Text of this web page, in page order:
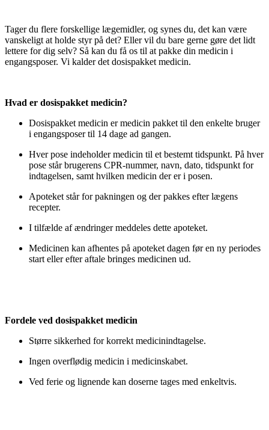
Tager du flere forskellige lægemidler, og synes du, det kan være
vanskeligt at holde styr på det? Eller vil du bare gerne gøre det lidt
lettere for dig selv? Så kan du få os til at pakke din medicin i
engangsposer. Vi kalder det dosispakket medicin.
Hvad er dosispakket medicin?
Dosispakket medicin er medicin pakket til den enkelte bruger
i engangsposer til 14 dage ad gangen.
Hver pose indeholder medicin til et bestemt tidspunkt. På hver
pose står brugerens CPR-nummer, navn, dato, tidspunkt for
indtagelsen, samt hvilken medicin der er i posen.
Apoteket står for pakningen og der pakkes efter lægens
recepter.
I tilfælde af ændringer meddeles dette apoteket.
Medicinen kan afhentes på apoteket dagen før en ny periodes
start eller efter aftale bringes medicinen ud.
Fordele ved dosispakket medicin
Større sikkerhed for korrekt medicinindtagelse.
Ingen overflødig medicin i medicinskabet.
Ved ferie og lignende kan doserne tages med enkeltvis.